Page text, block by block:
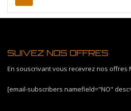
SUIVEZ NOS OFFRES
En souscrivant vous recevrez nos offres
[email-subscribers namefield="NO"